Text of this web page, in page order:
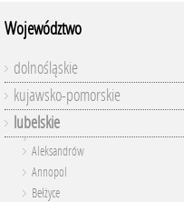
Województwo
dolnośląskie
kujawsko-pomorskie
lubelskie
Aleksandrów
Annopol
Bełżyce